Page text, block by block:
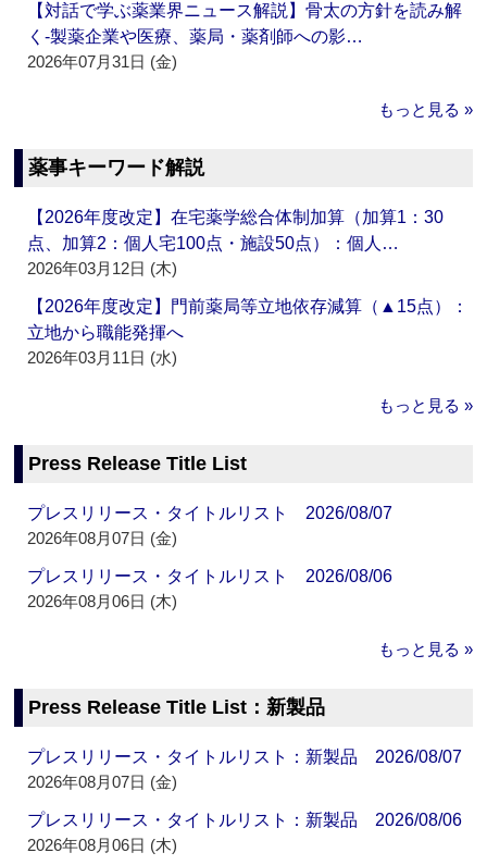
【対話で学ぶ薬業界ニュース解説】骨太の方針を読み解
く‐製薬企業や医療、薬局・薬剤師への影…
2026年07月31日 (金)
もっと見る »
薬事キーワード解説
【2026年度改定】在宅薬学総合体制加算（加算1：30
点、加算2：個人宅100点・施設50点）：個人…
2026年03月12日 (木)
【2026年度改定】門前薬局等立地依存減算（▲15点）：
立地から職能発揮へ
2026年03月11日 (水)
もっと見る »
Press Release Title List
プレスリリース・タイトルリスト 2026/08/07
2026年08月07日 (金)
プレスリリース・タイトルリスト 2026/08/06
2026年08月06日 (木)
もっと見る »
Press Release Title List：新製品
プレスリリース・タイトルリスト：新製品 2026/08/07
2026年08月07日 (金)
プレスリリース・タイトルリスト：新製品 2026/08/06
2026年08月06日 (木)